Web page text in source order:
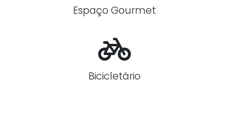
Espaço Gourmet
Bicicletário